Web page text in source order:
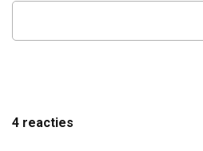
4 reacties